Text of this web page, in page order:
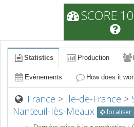
SCORE
Statistics Production
Evènements How does it
France > Ile-de-France >
Nanteuil-lès-Meaux
localiser